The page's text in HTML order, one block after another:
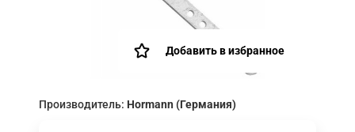
Добавить в избранное
Производитель: Hormann (Германия)